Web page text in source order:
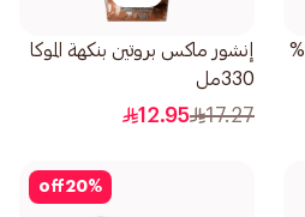
وادي النحل بابونج طبيعي 100%
إنشور ماكس بروتين بنكهة الموكا
330مل
17.27
12.95
20%
off